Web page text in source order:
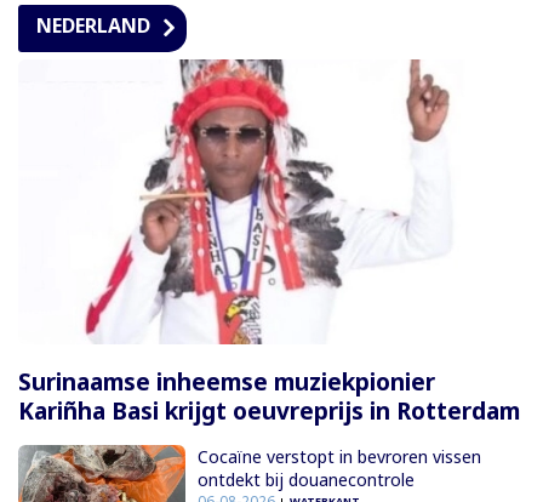
NEDERLAND
Surinaamse inheemse muziekpionier
Kariñha Basi krijgt oeuvreprijs in Rotterdam
Cocaïne verstopt in bevroren vissen
ontdekt bij douanecontrole